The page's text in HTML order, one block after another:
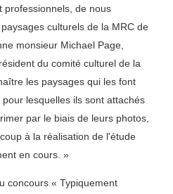
professionnels, de nous
culturels de la MRC de
monsieur Michael Page,
du comité culturel de la
les paysages qui les font
lesquelles ils sont attachés
par le biais de leurs photos,
à la réalisation de l'étude
en cours. »
concours « Typiquement